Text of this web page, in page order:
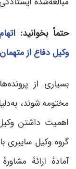
حتماً بخوانید:
وکیل دفاع از متهمان
بسیاری از
مختومه شوند،
اهمیت داشتن
گروه وکیل
آمادۀ ارائۀ